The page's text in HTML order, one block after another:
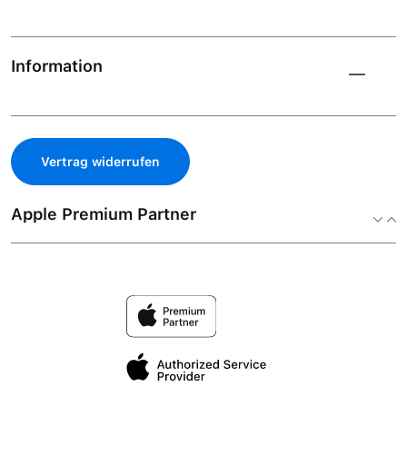
Information
Vertrag widerrufen
Apple Premium Partner